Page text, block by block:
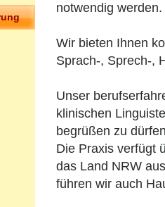
notwendig werden.
Wir bieten Ihnen
Sprach-, Sprech-,
Unser
klinischen
begrüßen zu
Die Praxis verfügt
das Land NRW
führen wir auch